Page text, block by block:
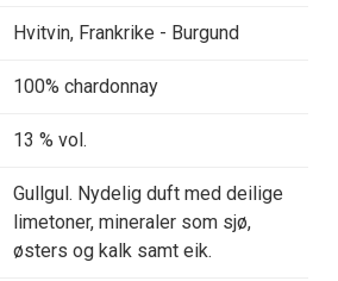
Hvitvin, Frankrike - Burgund
100% chardonnay
13 % vol.
Gullgul. Nydelig duft med deilige
limetoner, mineraler som sjø,
østers og kalk samt eik.